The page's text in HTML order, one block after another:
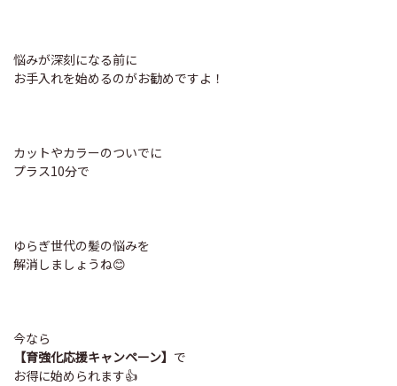
悩みが深刻になる前に
お手入れを始めるのがお勧めですよ！
カットやカラーのついでに
プラス10分で
ゆらぎ世代の髪の悩みを
解消しましょうね😊
今なら
【育強化応援キャンペーン】 で
お得に始められます👍